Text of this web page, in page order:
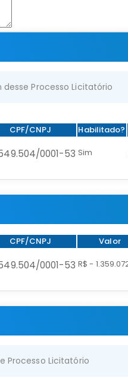
Processo Licitatório
CPF/CNPJ Habilitado?
0001-53 Sim
CPF/CNPJ
Valor
0001-53 R$ -
Processo Licitatório